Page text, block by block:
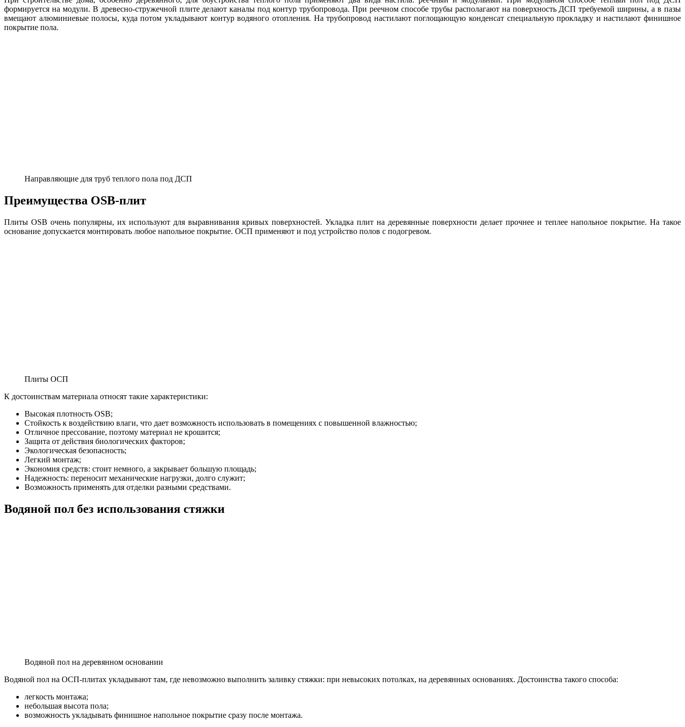
формируется на модули. В древесно-стружечной плите делают каналы под контур трубопровода. При реечном способе трубы располагают на поверхность ДСП требуемой ширины, а в пазы
вмещают алюминиевые полосы, куда потом укладывают контур водяного отопления. На трубопровод настилают поглощающую конденсат специальную прокладку и настилают финишное
покрытие пола.
Направляющие для труб теплого пола под ДСП
Преимущества OSB-плит
Плиты OSB очень популярны, их используют для выравнивания кривых поверхностей. Укладка плит на деревянные поверхности делает прочнее и теплее напольное покрытие. На такое
основание допускается монтировать любое напольное покрытие. ОСП применяют и под устройство полов с подогревом.
Плиты ОСП
К достоинствам материала относят такие характеристики:
Высокая плотность OSB;
Стойкость к воздействию влаги, что дает возможность использовать в помещениях с повышенной влажностью;
Отличное прессование, поэтому материал не крошится;
Защита от действия биологических факторов;
Экологическая безопасность;
Легкий монтаж;
Экономия средств: стоит немного, а закрывает большую площадь;
Надежность: переносит механические нагрузки, долго служит;
Возможность применять для отделки разными средствами.
Водяной пол без использования стяжки
Водяной пол на деревянном основании
Водяной пол на ОСП-плитах укладывают там, где невозможно выполнить заливку стяжки: при невысоких потолках, на деревянных основаниях. Достоинства такого способа:
легкость монтажа;
небольшая высота пола;
возможность укладывать финишное напольное покрытие сразу после монтажа.